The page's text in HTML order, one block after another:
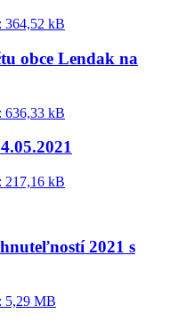
364,52 kB
obce Lendak na
636,33 kB
217,16 kB
2021 s
5,29 MB